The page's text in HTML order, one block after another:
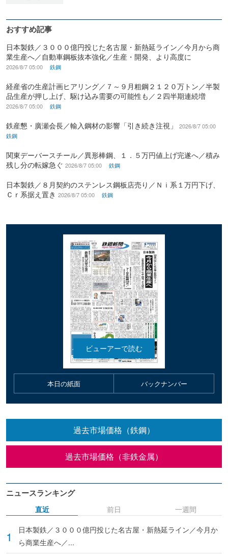
おすすめ記事
日本製鉄／３０００億円投じた名古屋・新熱延ライン／今月から商
業生産へ／自動車鋼板抜本強化／生産・開発、より高度に
2026/8/7 05:00 鉄鋼
経産省の生産計画ヒアリング／７～９月粗鋼２１２０万トン／半製
品生産が押し上げ、駆け込み需要の可能性も／２四半期連続増
2026/8/7 05:00 鉄鋼
鉄産懇・廣瀬会長／輸入鋼材の影響「引き続き注視」
2026/8/7 05:00
鉄鋼
関東デーバースチール／異形棒鋼、１．５万円値上げ完遂へ／積み
残し分の転嫁急ぐ 2026/8/7 05:00 鉄鋼
日本製鉄／８月契約のステンレス鋼板店売り／Ｎｉ系１万円下げ、
Ｃｒ系据え置き 2026/8/7 05:00 鉄鋼
本日の紙面 バックナンバー
過去市場価格（鉄鋼）
過去市場価格（非鉄金属）
ニュースランキング
直近
日本製鉄／３０００億円投じた名古屋・新熱延ライン／今月か
ら商業生産へ／...
前日 一週間